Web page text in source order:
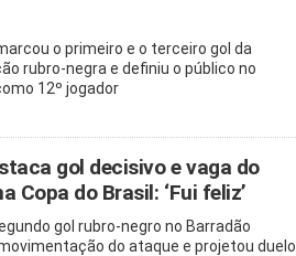
o primeiro e o terceiro gol da
rubro-negra e definiu o público no
12º jogador
gol decisivo e vaga do
Copa do Brasil: ‘Fui feliz’
gol rubro-negro no Barradão
do ataque e projetou duelo